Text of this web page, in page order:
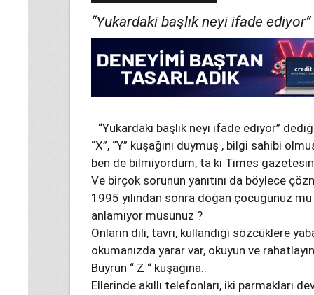
“Yukardaki başlık neyi ifade
“Yukardaki başlık neyi ifade ediyor”
“X”, “Y” kuşağını duymuş , bilgi sahibi
ben de bilmiyordum, ta ki Times
Ve birçok sorunun yanıtını da böylece
1995 yılından sonra doğan çocuğunuz
anlamıyor musunuz ?
Onların dili, tavrı, kullandığı sözcüklere
okumanızda yarar var, okuyun ve
Buyrun “ Z “ kuşağına..
Ellerinde akıllı telefonları, iki parmakları